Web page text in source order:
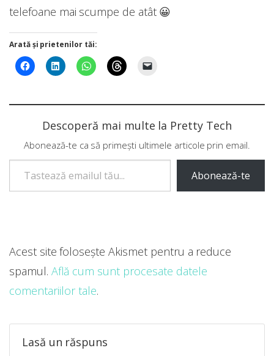
telefoane mai scumpe de atât 😀
Arată și prietenilor tăi:
Descoperă mai multe la Pretty Tech
Abonează-te ca să primești ultimele articole prin email.
Tastează emailul tău...
Abonează-te
Lasă un răspuns
Acest site folosește Akismet pentru a reduce
spamul. Află cum sunt procesate datele
comentariilor tale.